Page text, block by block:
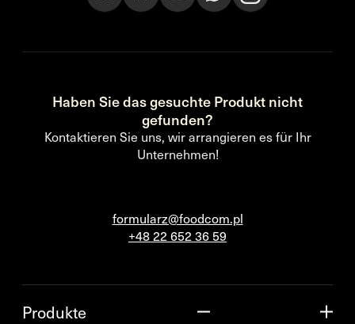
Haben Sie das gesuchte Produkt nicht
gefunden?
Kontaktieren Sie uns, wir arrangieren es für Ihr
Unternehmen!
formularz@foodcom.pl
+48 22 652 36 59
Produkte